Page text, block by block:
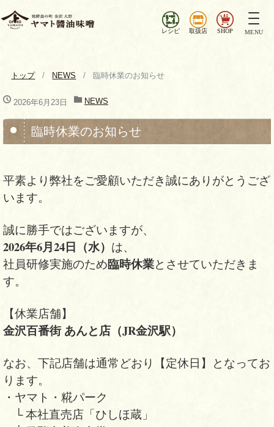
レシピ 取扱店 SHOP
ナ
ビ
MENU
トップ NEWS 臨時休業のお知らせ
2026年6月23日 NEWS
臨時休業のお知らせ
平素より弊社をご愛顧いただき誠にありがとうござ
います。
誠に勝手ではございますが、
2026年6月24日（水） は、
社員研修実施のため臨時休業とさせていただきま
す。
【休業店舗】
金沢百番街 あんと店（JR金沢駅）
なお、下記店舗は通常どおり【定休日】となってお
ります。
・ヤマト・糀パーク
└ 本社直売店「ひしほ蔵」